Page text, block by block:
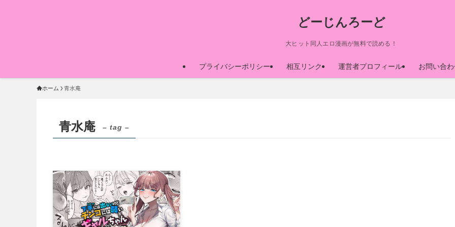
どーじんろーど
大ヒット同人エロ漫画が無料で読める！
プライバシーポリシー 相互リンク 運営者プロフィール お問い合
ホーム 青水庵
青水庵 – tag –